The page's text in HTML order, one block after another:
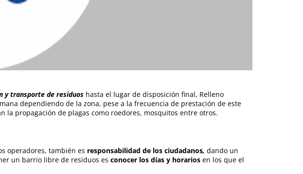
y transporte de residuos hasta el lugar de disposición final, Relleno
dependiendo de la zona, pese a la frecuencia de prestación de este
propagación de plagas como roedores, mosquitos entre otros.
operadores, también es responsabilidad de los ciudadanos, dando un
un barrio libre de residuos esconocer los días y horarios en los que el